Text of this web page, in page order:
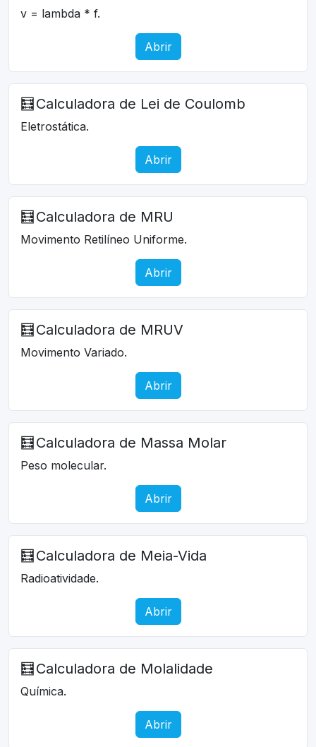
v = lambda * f.
Abrir
🧮 Calculadora de Lei de Coulomb
Eletrostática.
Abrir
🧮 Calculadora de MRU
Movimento Retilíneo Uniforme.
Abrir
🧮 Calculadora de MRUV
Movimento Variado.
Abrir
🧮 Calculadora de Massa Molar
Peso molecular.
Abrir
🧮 Calculadora de Meia-Vida
Radioatividade.
Abrir
🧮 Calculadora de Molalidade
Química.
Abrir